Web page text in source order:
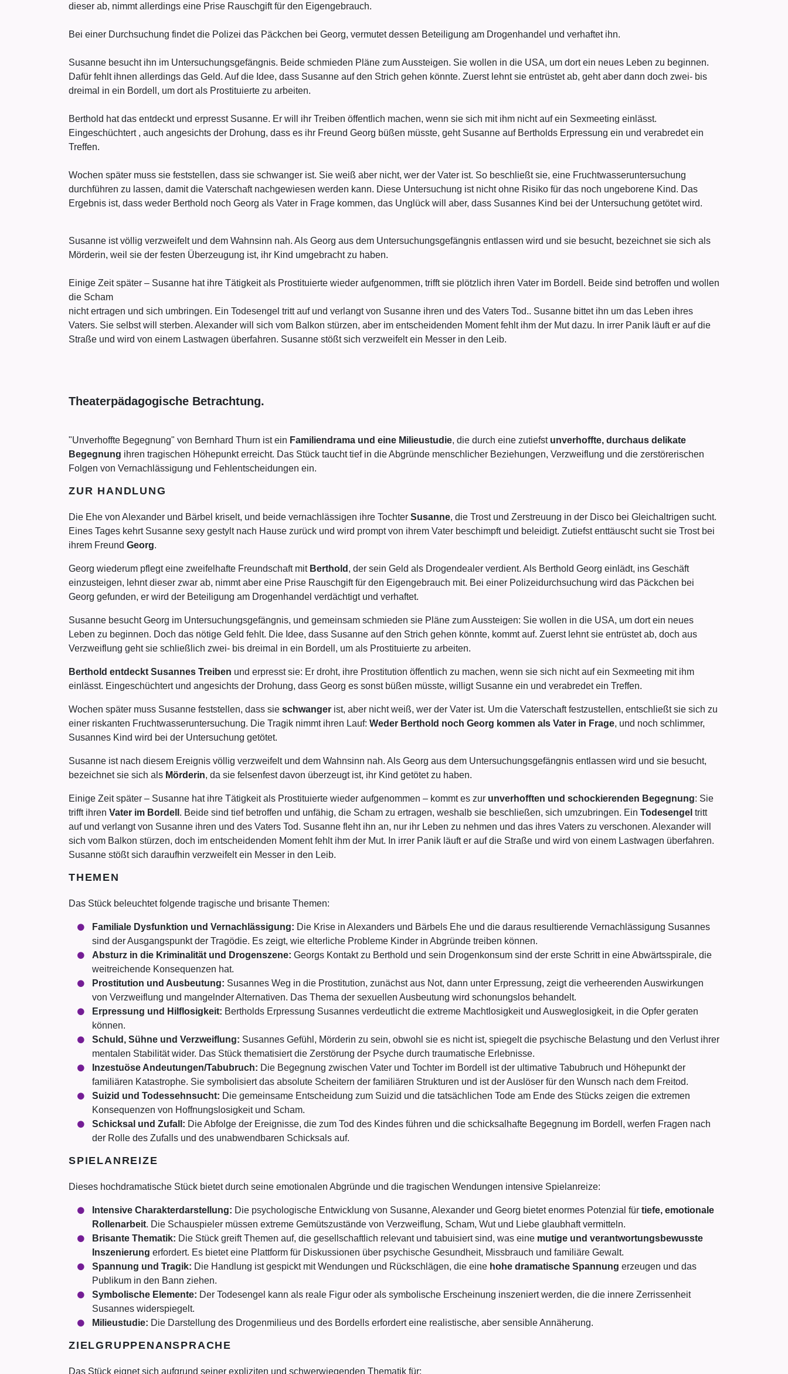
dieser ab, nimmt allerdings eine Prise Rauschgift für den Eigengebrauch.
Bei einer Durchsuchung findet die Polizei das Päckchen bei Georg, vermutet dessen Beteiligung am Drogenhandel und verhaftet ihn.
Susanne besucht ihn im Untersuchungsgefängnis. Beide schmieden Pläne zum Aussteigen. Sie wollen in die USA, um dort ein neues Leben zu beginnen.
Dafür fehlt ihnen allerdings das Geld. Auf die Idee, dass Susanne auf den Strich gehen könnte. Zuerst lehnt sie entrüstet ab, geht aber dann doch zwei- bis
dreimal in ein Bordell, um dort als Prostituierte zu arbeiten.
Berthold hat das entdeckt und erpresst Susanne. Er will ihr Treiben öffentlich machen, wenn sie sich mit ihm nicht auf ein Sexmeeting einlässt.
Eingeschüchtert , auch angesichts der Drohung, dass es ihr Freund Georg büßen müsste, geht Susanne auf Bertholds Erpressung ein und verabredet ein
Treffen.
Wochen später muss sie feststellen, dass sie schwanger ist. Sie weiß aber nicht, wer der Vater ist. So beschließt sie, eine Fruchtwasseruntersuchung
durchführen zu lassen, damit die Vaterschaft nachgewiesen werden kann. Diese Untersuchung ist nicht ohne Risiko für das noch ungeborene Kind. Das
Ergebnis ist, dass weder Berthold noch Georg als Vater in Frage kommen, das Unglück will aber, dass Susannes Kind bei der Untersuchung getötet wird.
Susanne ist völlig verzweifelt und dem Wahnsinn nah. Als Georg aus dem Untersuchungsgefängnis entlassen wird und sie besucht, bezeichnet sie sich als
Mörderin, weil sie der festen Überzeugung ist, ihr Kind umgebracht zu haben.
Einige Zeit später – Susanne hat ihre Tätigkeit als Prostituierte wieder aufgenommen, trifft sie plötzlich ihren Vater im Bordell. Beide sind betroffen und wollen
die Scham
nicht ertragen und sich umbringen. Ein Todesengel tritt auf und verlangt von Susanne ihren und des Vaters Tod.. Susanne bittet ihn um das Leben ihres
Vaters. Sie selbst will sterben. Alexander will sich vom Balkon stürzen, aber im entscheidenden Moment fehlt ihm der Mut dazu. In irrer Panik läuft er auf die
Straße und wird von einem Lastwagen überfahren. Susanne stößt sich verzweifelt ein Messer in den Leib.
Theaterpädagogische Betrachtung.
"Unverhoffte Begegnung" von Bernhard Thurn ist ein Familien­drama und eine Milieustudie, die durch eine zutiefst unverhoffte, durchaus delikate
Begegnung ihren tragischen Höhepunkt erreicht. Das Stück taucht tief in die Abgründe menschlicher Beziehungen, Verzweiflung und die zerstörerischen
Folgen von Vernachlässigung und Fehlentscheidungen ein.
ZUR HANDLUNG
Die Ehe von Alexander und Bärbel kriselt, und beide vernachlässigen ihre Tochter Susanne, die Trost und Zerstreuung in der Disco bei Gleichaltrigen sucht.
Eines Tages kehrt Susanne sexy gestylt nach Hause zurück und wird prompt von ihrem Vater beschimpft und beleidigt. Zutiefst enttäuscht sucht sie Trost bei
ihrem Freund Georg.
Georg wiederum pflegt eine zweifelhafte Freundschaft mit Berthold , der sein Geld als Drogendealer verdient. Als Berthold Georg einlädt, ins Geschäft
einzusteigen, lehnt dieser zwar ab, nimmt aber eine Prise Rauschgift für den Eigengebrauch mit. Bei einer Polizeidurchsuchung wird das Päckchen bei
Georg gefunden, er wird der Beteiligung am Drogenhandel verdächtigt und verhaftet.
Susanne besucht Georg im Untersuchungsgefängnis, und gemeinsam schmieden sie Pläne zum Aussteigen: Sie wollen in die USA, um dort ein neues
Leben zu beginnen. Doch das nötige Geld fehlt. Die Idee, dass Susanne auf den Strich gehen könnte, kommt auf. Zuerst lehnt sie entrüstet ab, doch aus
Verzweiflung geht sie schließlich zwei- bis dreimal in ein Bordell, um als Prostituierte zu arbeiten.
Berthold entdeckt Susannes Treiben und erpresst sie: Er droht, ihre Prostitution öffentlich zu machen, wenn sie sich nicht auf ein Sexmeeting mit ihm
einlässt. Eingeschüchtert und angesichts der Drohung, dass Georg es sonst büßen müsste, willigt Susanne ein und verabredet ein Treffen.
Wochen später muss Susanne feststellen, dass sie schwanger ist, aber nicht weiß, wer der Vater ist. Um die Vaterschaft festzustellen, entschließt sie sich zu
einer riskanten Fruchtwasseruntersuchung. Die Tragik nimmt ihren Lauf: Weder Berthold noch Georg kommen als Vater in Frage, und noch schlimmer,
Susannes Kind wird bei der Untersuchung getötet.
Susanne ist nach diesem Ereignis völlig verzweifelt und dem Wahnsinn nah. Als Georg aus dem Untersuchungsgefängnis entlassen wird und sie besucht,
bezeichnet sie sich als Mörderin, da sie felsenfest davon überzeugt ist, ihr Kind getötet zu haben.
Einige Zeit später – Susanne hat ihre Tätigkeit als Prostituierte wieder aufgenommen – kommt es zur unverhofften und schockierenden Begegnung: Sie
trifft ihren Vater im Bordell . Beide sind tief betroffen und unfähig, die Scham zu ertragen, weshalb sie beschließen, sich umzubringen. Ein Todesengel tritt
auf und verlangt von Susanne ihren und des Vaters Tod. Susanne fleht ihn an, nur ihr Leben zu nehmen und das ihres Vaters zu verschonen. Alexander will
sich vom Balkon stürzen, doch im entscheidenden Moment fehlt ihm der Mut. In irrer Panik läuft er auf die Straße und wird von einem Lastwagen überfahren.
Susanne stößt sich daraufhin verzweifelt ein Messer in den Leib.
THEMEN
Das Stück beleuchtet folgende tragische und brisante Themen:
Familiale Dysfunktion und Vernachlässigung: Die Krise in Alexanders und Bärbels Ehe und die daraus resultierende Vernachlässigung Susannes
sind der Ausgangspunkt der Tragödie. Es zeigt, wie elterliche Probleme Kinder in Abgründe treiben können.
Absturz in die Kriminalität und Drogenszene: Georgs Kontakt zu Berthold und sein Drogenkonsum sind der erste Schritt in eine Abwärtsspirale, die
weitreichende Konsequenzen hat.
Prostitution und Ausbeutung: Susannes Weg in die Prostitution, zunächst aus Not, dann unter Erpressung, zeigt die verheerenden Auswirkungen
von Verzweiflung und mangelnder Alternativen. Das Thema der sexuellen Ausbeutung wird schonungslos behandelt.
Erpressung und Hilflosigkeit: Bertholds Erpressung Susannes verdeutlicht die extreme Machtlosigkeit und Ausweglosigkeit, in die Opfer geraten
können.
Schuld, Sühne und Verzweiflung: Susannes Gefühl, Mörderin zu sein, obwohl sie es nicht ist, spiegelt die psychische Belastung und den Verlust ihrer
mentalen Stabilität wider. Das Stück thematisiert die Zerstörung der Psyche durch traumatische Erlebnisse.
Inzestuöse Andeutungen/Tabubruch: Die Begegnung zwischen Vater und Tochter im Bordell ist der ultimative Tabubruch und Höhepunkt der
familiären Katastrophe. Sie symbolisiert das absolute Scheitern der familiären Strukturen und ist der Auslöser für den Wunsch nach dem Freitod.
Suizid und Todessehnsucht: Die gemeinsame Entscheidung zum Suizid und die tatsächlichen Tode am Ende des Stücks zeigen die extremen
Konsequenzen von Hoffnungslosigkeit und Scham.
Schicksal und Zufall: Die Abfolge der Ereignisse, die zum Tod des Kindes führen und die schicksalhafte Begegnung im Bordell, werfen Fragen nach
der Rolle des Zufalls und des unabwendbaren Schicksals auf.
SPIELANREIZE
Dieses hochdramatische Stück bietet durch seine emotionalen Abgründe und die tragischen Wendungen intensive Spielanreize:
Intensive Charakterdarstellung: Die psychologische Entwicklung von Susanne, Alexander und Georg bietet enormes Potenzial für tiefe, emotionale
Rollenarbeit. Die Schauspieler müssen extreme Gemütszustände von Verzweiflung, Scham, Wut und Liebe glaubhaft vermitteln.
Brisante Thematik: Die Stück greift Themen auf, die gesellschaftlich relevant und tabuisiert sind, was eine mutige und verantwortungsbewusste
Inszenierung erfordert. Es bietet eine Plattform für Diskussionen über psychische Gesundheit, Missbrauch und familiäre Gewalt.
Spannung und Tragik: Die Handlung ist gespickt mit Wendungen und Rückschlägen, die eine hohe dramatische Spannung erzeugen und das
Publikum in den Bann ziehen.
Symbolische Elemente: Der Todesengel kann als reale Figur oder als symbolische Erscheinung inszeniert werden, die die innere Zerrissenheit
Susannes widerspiegelt.
Milieustudie: Die Darstellung des Drogenmilieus und des Bordells erfordert eine realistische, aber sensible Annäherung.
ZIELGRUPPENANSPRACHE
Das Stück eignet sich aufgrund seiner expliziten und schwerwiegenden Thematik für: